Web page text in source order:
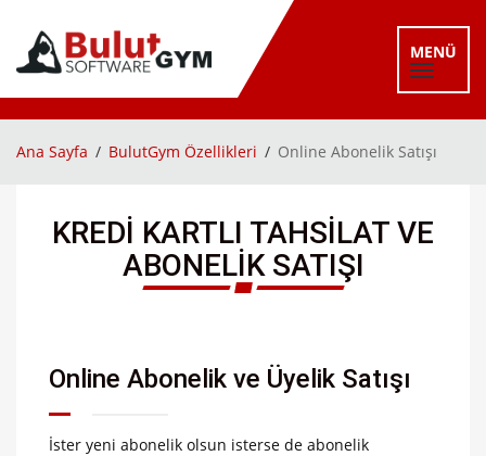
MENÜ
Ana Sayfa BulutGym Özellikleri Online Abonelik Satışı
KREDI KARTLI TAHSILAT VE
ABONELIK SATIŞI
Online Abonelik ve Üyelik Satışı
İster yeni abonelik olsun isterse de abonelik